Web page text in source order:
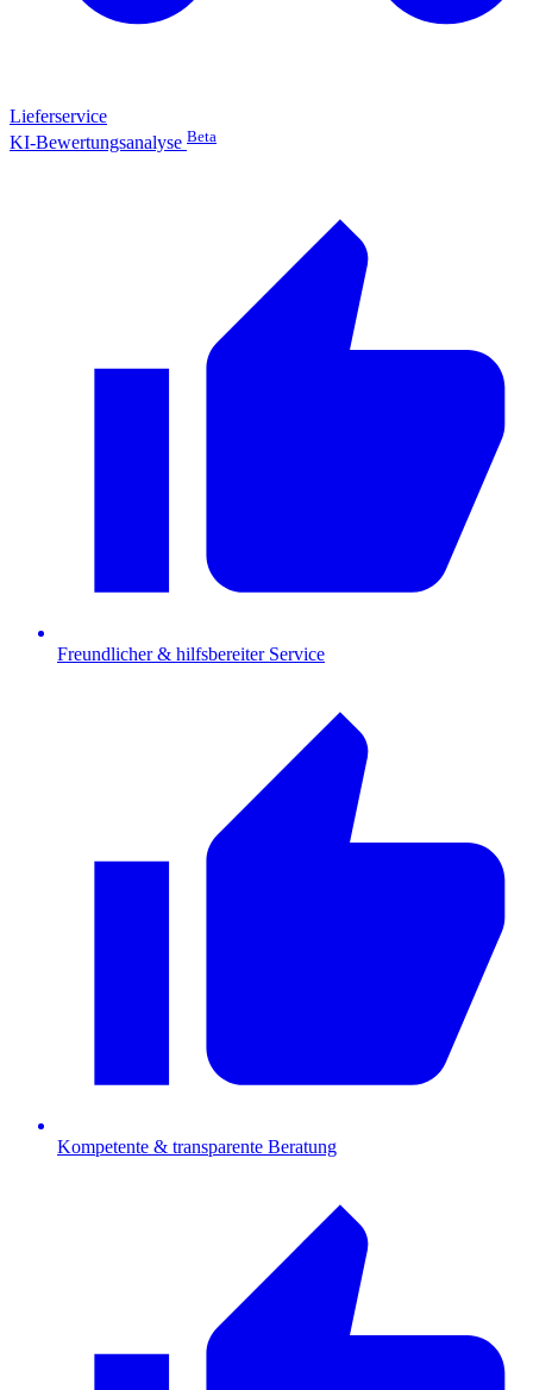
Lieferservice
KI-Bewertungsanalyse Beta
Freundlicher & hilfsbereiter Service
Kompetente & transparente Beratung